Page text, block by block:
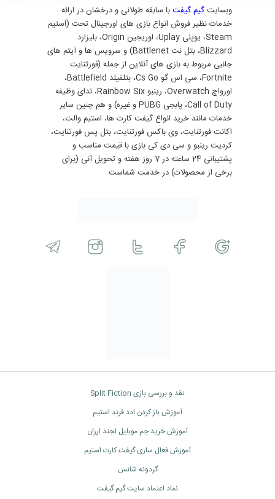
وبسایت گیم گیفتبا سابقه طولانی و درخشان در ارائه
خدمات نظیر فروش انواع بازی های اورجینال تحت (استیم
Steam، یوپلی Uplay، اوریجین Origin، بلیزارد
Blizzard، بتل نت Battlenet) و سرویس ها و آیتم های
جانبی مربوط به بازی های آنلاین از جمله (فورتنایت
Fortnite، سی اس گو Cs Go، بتلفیلد Battlefield،
اورواچ Overwatch، رینبو Rainbow Six، ندای وظیفه
Call of Duty، پابجی PUBG و غیره) و هم چنین سایر
خدمات مانند خرید انواع گیفت کارت ها، استیم والت،
اکانت فورتنایت، وی باکس فورتنایت، بتل پس فورتنایت،
کردیت رینبو و سی دی کی بازی با قیمت مناسب و
پشتیبانی 24 ساعته در 7 روز هفته و تحویل آنی (برای
برخی از محصولات) در خدمت شماست.
نقد و بررسی بازی Split Fiction
آموزش باز کردن ادد فرند استیم
آموزش خرید جم موبایل لجند ارزان
آموزش فعال سازی گیفت کارت استیم
گردونه شانس
نماد اعتماد سایت گیم گیفت